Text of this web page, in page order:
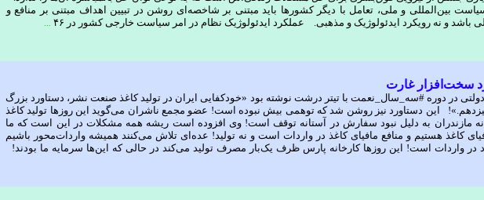
بین‌المللی و ملی، تعامل با دیگر کشورها باید مبتنی بر شاخصه‌ای روشن در تبیین اهداف مبتنی بر منافع و
باشد و نه رویکرد ایدئولوژیک و مذهبی. عملکرد ایدئولوژیک نظام در امر سیاست خارجی کشور در ۴۶
...
سخت‌افزار غارت
دولتی در دوره #سه_سال_نعمت با تیتر درشت نوشته بود «خودکفایی ایران در تولید کاغذ صنعت نشر، دستاورد بزرگ
این دستاورد نیز روشن شد که توهمی بیش نبوده است! عضو مجمع ناشران می‌گوید این روزها تولید کاغذ
مازندران به دلیل نبود سفارش در آستانه توقف است! وی افزوده است ریشه همه مشکلات در این است که ما
کاغذ هستیم و منافع مافیای کاغذ در واردات است و نه تولید! عده‌ای تلاش می‌کنند همیشه واردات‌محور باشیم
در واردات است! این روزها کارخانه پارس ظرف یک‌بار مصرف تولید می‌کند در حالی که این‌ها سرمایه ما بودند!